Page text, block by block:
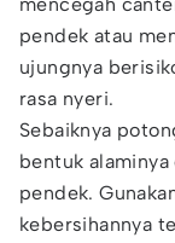
pendek atau
ujungnya
rasa nyeri.
Sebaiknya
bentuk
pendek.
kebersihannya